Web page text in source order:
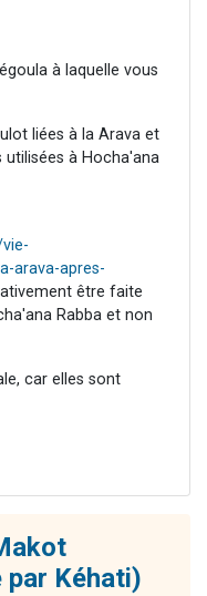
à laquelle vous
liées à la Arava et
à Hocha'ana
arava-apres-
être faite
Rabba et non
car elles sont
par Kéhati)